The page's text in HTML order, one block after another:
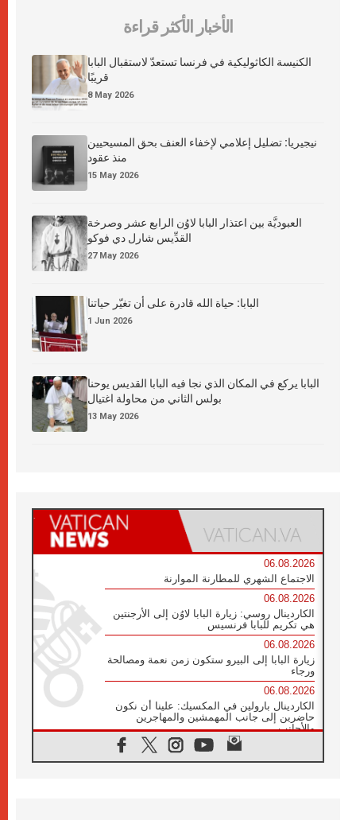
الأخبار الأكثر قراءة
الكنيسة الكاثوليكية في فرنسا تستعدّ لاستقبال البابا
قريبًا
8 May 2026
نيجيريا: تضليل إعلامي لإخفاء العنف بحق المسيحيين
منذ عقود
15 May 2026
العبوديَّة بين اعتذار البابا لاوُن الرابع عشر وصرخة
القدِّيس شارل دي فوكو
27 May 2026
البابا: حياة الله قادرة على أن تغيّر حياتنا
1 Jun 2026
البابا يركع في المكان الذي نجا فيه البابا القديس يوحنا
بولس الثاني من محاولة اغتيال
13 May 2026
06.08.2026
الاجتماع الشهري للمطارنة الموارنة
06.08.2026
الكاردينال روسي: زيارة البابا لاوُن إلى الأرجنتين
هي تكريم للبابا فرنسيس
06.08.2026
زيارة البابا إلى البيرو ستكون زمن نعمة ومصالحة
ورجاء
06.08.2026
الكاردينال بارولين في المكسيك: علينا أن نكون
حاضرين إلى جانب المهمشين والمهاجرين
والأجانب
البابا لاوُن الرابع عشر للشباب في أسيزي: